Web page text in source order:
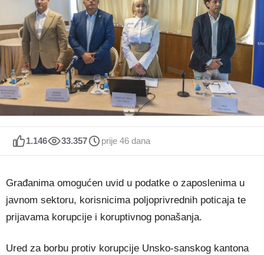
1.146 33.357 prije 46 dana
Građanima omogućen uvid u podatke o zaposlenima u
javnom sektoru, korisnicima poljoprivrednih poticaja te
prijavama korupcije i koruptivnog ponašanja.
Ured za borbu protiv korupcije Unsko-sanskog kantona